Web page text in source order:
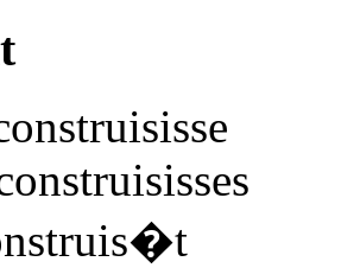
isisse
isisses
is�t